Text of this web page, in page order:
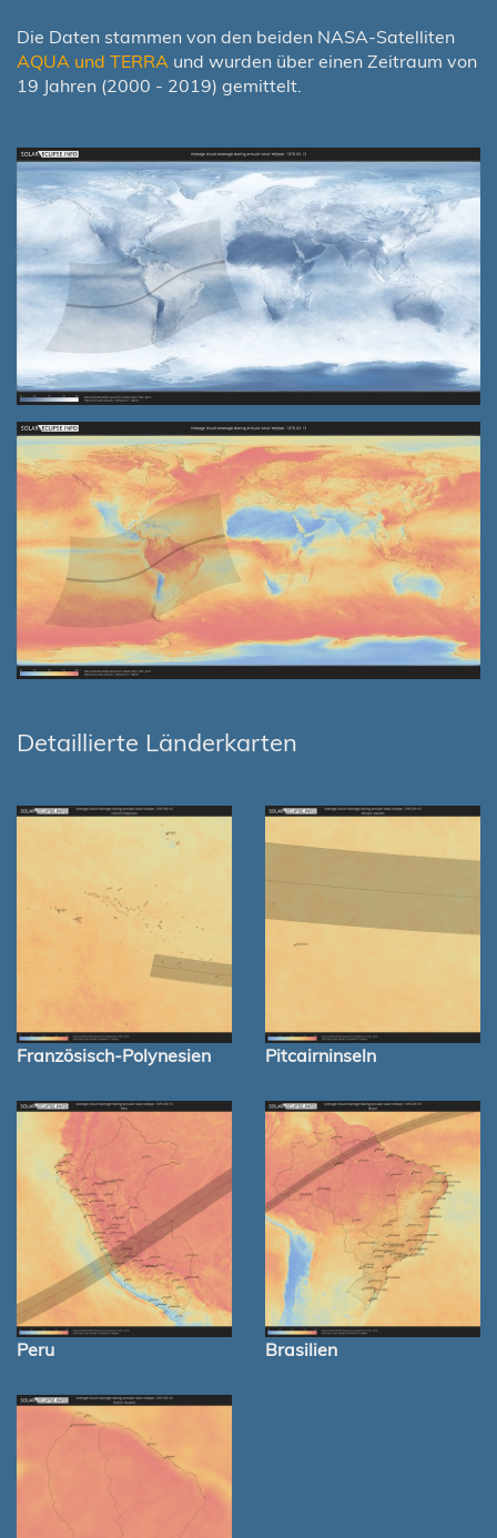
Die Daten stammen von den beiden NASA-Satelliten
AQUA und TERRA und wurden über einen Zeitraum von
19 Jahren (2000 - 2019) gemittelt.
Detaillierte Länderkarten
Französisch-Polynesien Pitcairninseln
Peru Brasilien